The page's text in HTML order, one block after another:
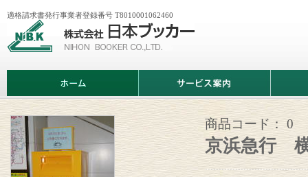
会
日
ッ
カ
ー
適格請求書発行事業者登録番号 T8010001062460
ム
ビ
情
商品コード： 0
京浜急行